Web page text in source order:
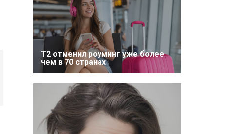
Т2 отменил роуминг уже более
чем в 70 странах